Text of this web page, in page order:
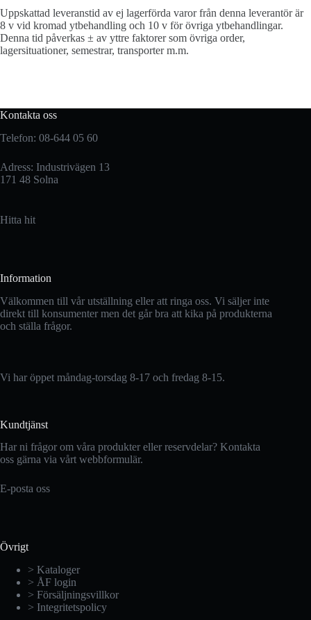
Uppskattad leveranstid av ej lagerförda varor från denna leverantör är
8 v vid kromad ytbehandling och 10 v för övriga ytbehandlingar.
Denna tid påverkas ± av yttre faktorer som övriga order,
lagersituationer, semestrar, transporter m.m.
Kontakta oss
Telefon: 08-644 05 60
Adress: Industrivägen 13
171 48 Solna
Hitta hit
Information
Välkommen till vår utställning eller att ringa oss. Vi säljer inte
direkt till konsumenter men det går bra att kika på produkterna
och ställa frågor.
Vi har öppet måndag-torsdag 8-17 och fredag 8-15.
Kundtjänst
Har ni frågor om våra produkter eller reservdelar? Kontakta
oss gärna via vårt webbformulär.
E-posta oss
Övrigt
> Kataloger
> ÅF login
> Försäljningsvillkor
> Integritetspolicy